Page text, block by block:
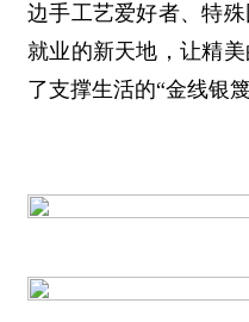
边手工艺爱好者、特
就业的新天地，让精
了支撑生活的“金线银篾